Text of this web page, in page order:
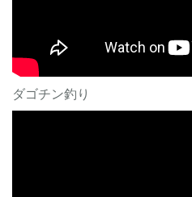
ダゴチン釣り